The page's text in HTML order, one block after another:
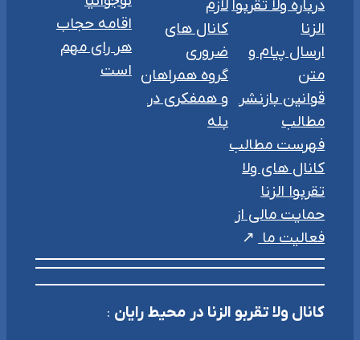
درباره ولا تقربوا
الزنا
ارسال پیام و
متن
قوانین بازنشر
مطالب
فهرست مطالب
کانال های ولا
تقربوا الزنا
حمایت مالی از
فعالیت ما
لازم
کانال های
ضروری
گروه همراهان
و همفکری در
بله
اقامه حجاب
هر رای مهم
است
کانال ولا تقربو الزنا در محیط رایان :